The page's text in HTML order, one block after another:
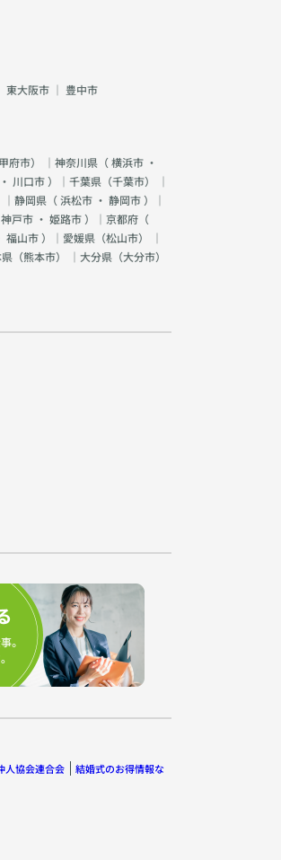
東大阪市 ｜ 豊中市
甲府市） ｜神奈川県（横浜市 ・
・ 川口市）｜千葉県（千葉市） ｜
｜静岡県（浜松市 ・ 静岡市）｜
神戸市 ・ 姫路市）｜京都府（
福山市）｜愛媛県（松山市） ｜
（熊本市） ｜大分県（大分市）
人協会連合会
結婚式のお得情報な